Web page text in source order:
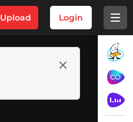
Upload Login